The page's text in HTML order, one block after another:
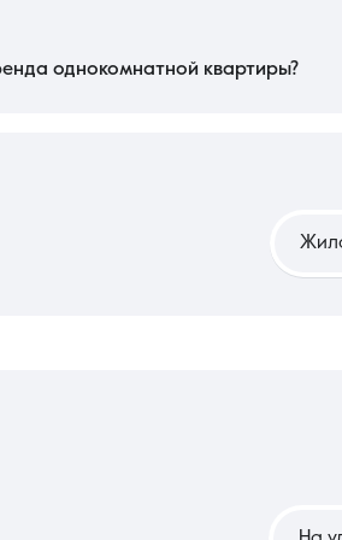
однокомнатной квартиры?
к конкретному адресу и значительных